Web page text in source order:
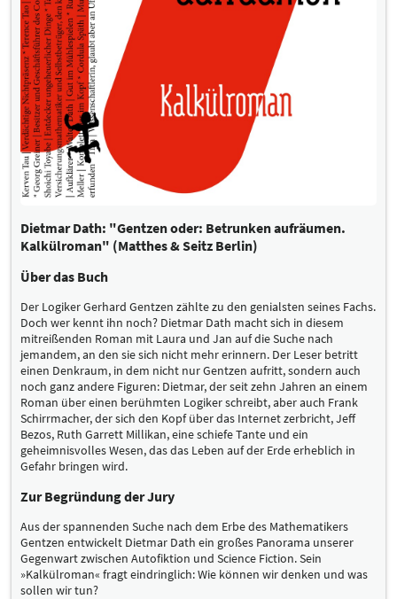
Dietmar Dath: "Gentzen oder: Betrunken aufräumen.
Kalkülroman" (Matthes & Seitz Berlin)
Über das Buch
Der Logiker Gerhard Gentzen zählte zu den genialsten seines Fachs.
Doch wer kennt ihn noch? Dietmar Dath macht sich in diesem
mitreißenden Roman mit Laura und Jan auf die Suche nach
jemandem, an den sie sich nicht mehr erinnern. Der Leser betritt
einen Denkraum, in dem nicht nur Gentzen aufritt, sondern auch
noch ganz andere Figuren: Dietmar, der seit zehn Jahren an einem
Roman über einen berühmten Logiker schreibt, aber auch Frank
Schirrmacher, der sich den Kopf über das Internet zerbricht, Jeff
Bezos, Ruth Garrett Millikan, eine schiefe Tante und ein
geheimnisvolles Wesen, das das Leben auf der Erde erheblich in
Gefahr bringen wird.
Zur Begründung der Jury
Aus der spannenden Suche nach dem Erbe des Mathematikers
Gentzen entwickelt Dietmar Dath ein großes Panorama unserer
Gegenwart zwischen Autofiktion und Science Fiction. Sein
»Kalkülroman« fragt eindringlich: Wie können wir denken und was
sollen wir tun?